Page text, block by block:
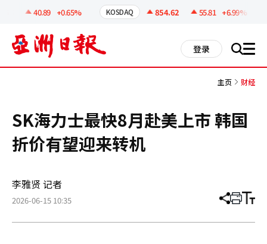
40.89 +0.65% KOSDAQ 854.62 55.81 +6.99%
登录 搜 all
主页 财经
SK海力士最快8月赴美上市 韩国
折价有望迎来转机
李雅贤 记者
2026-06-15 10:35 分
章
打 调
小